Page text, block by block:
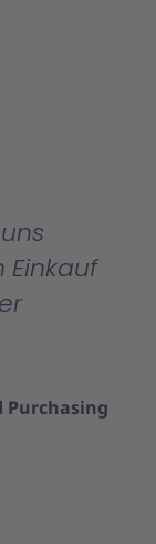
Purchasing